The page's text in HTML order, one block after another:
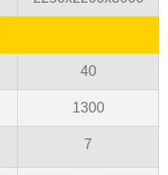
40
1300
7